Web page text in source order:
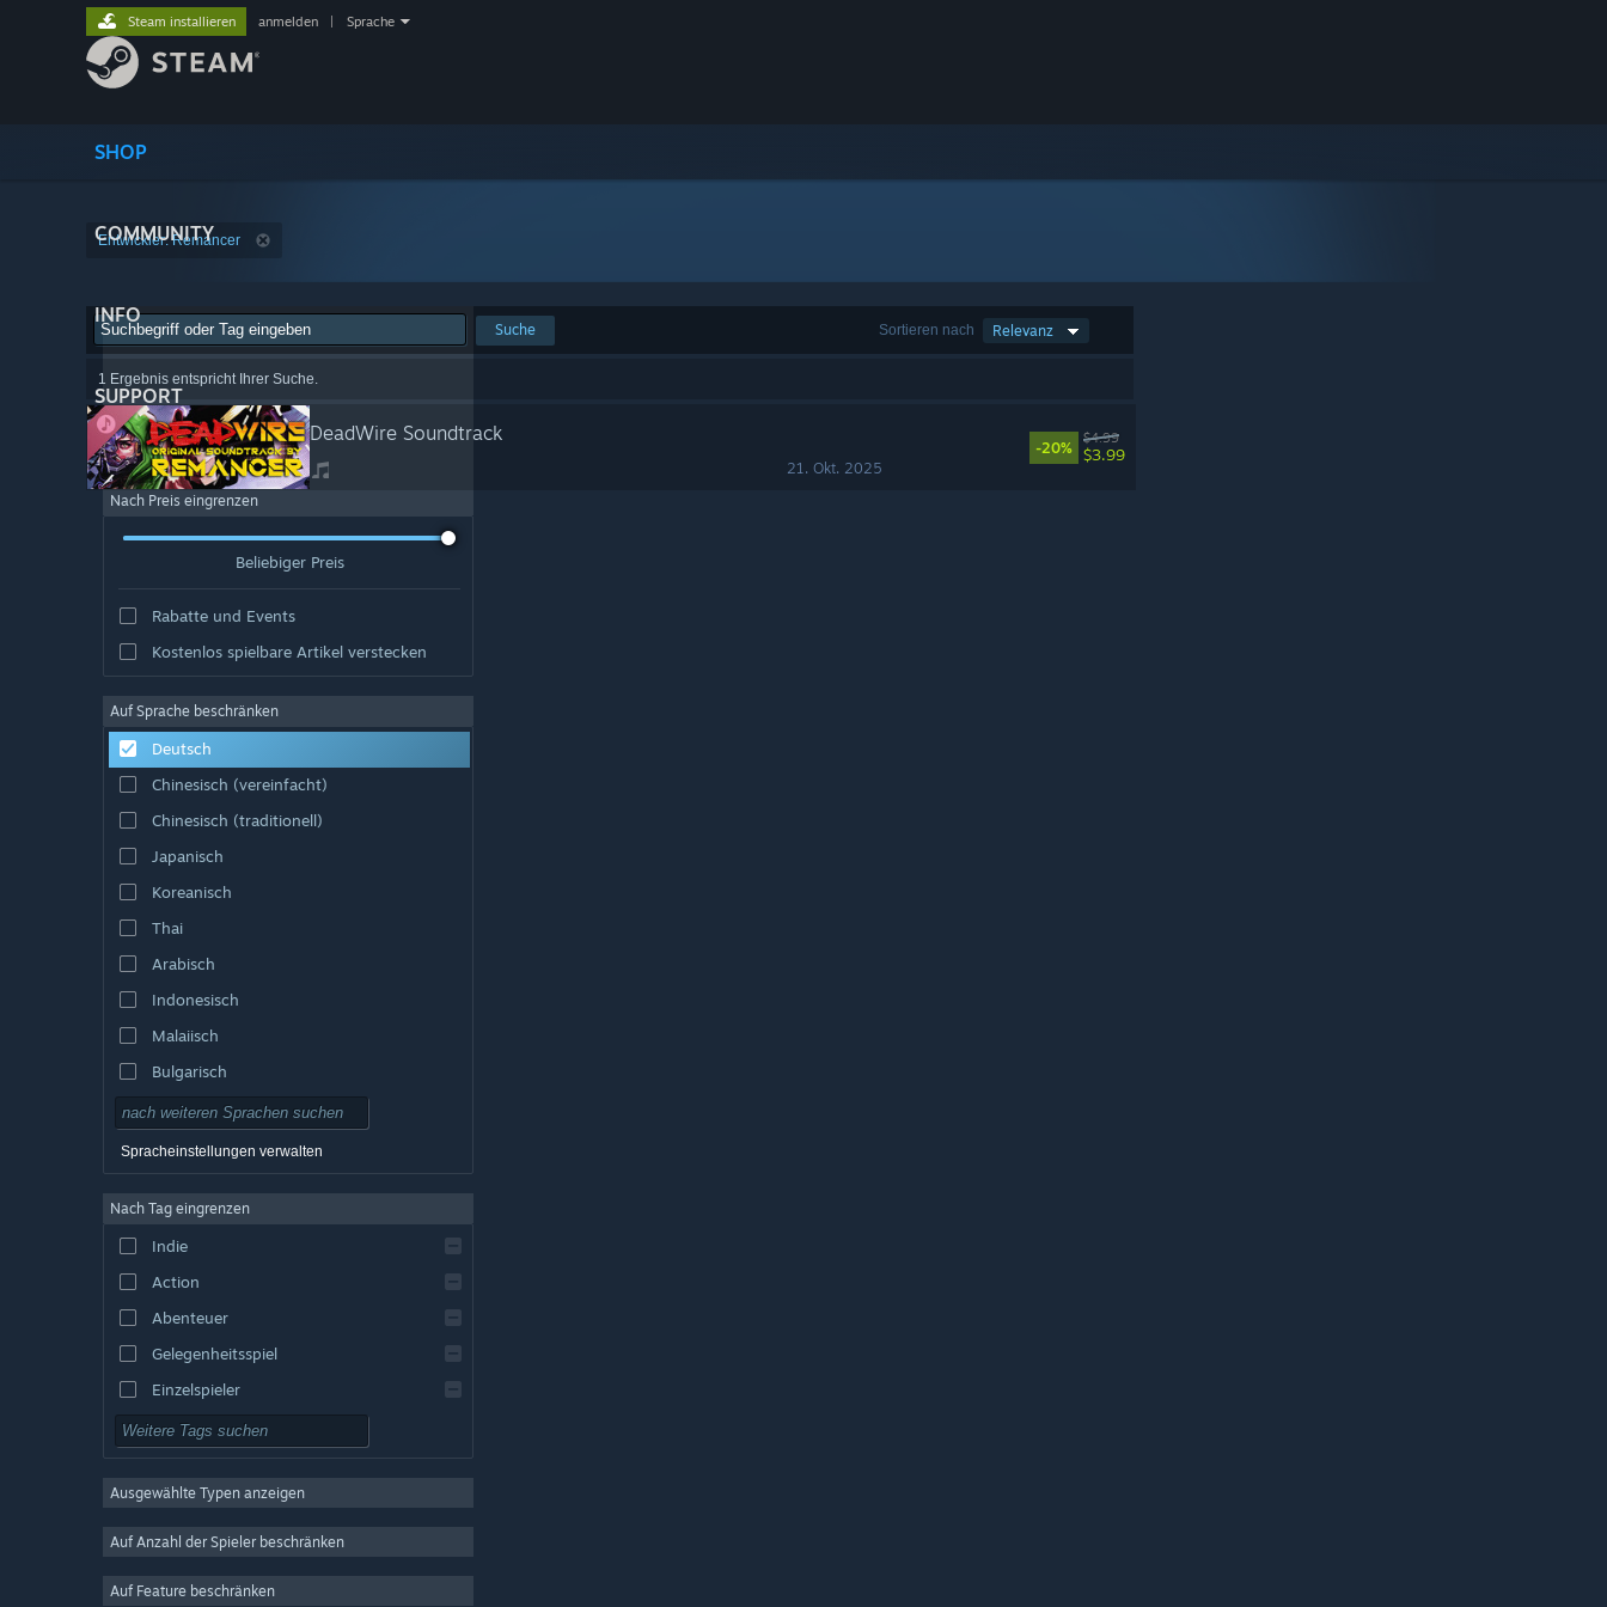
SHOP
COMMUNITY
INFO
SUPPORT
Steam installieren anmelden Sprache
Entwickler: Remancer
Sortieren nach Relevanz
Suche
1 Ergebnis entspricht Ihrer Suche.
DeadWire Soundtrack
21. Okt. 2025
-20%
$4.99
$3.99
Nach Preis eingrenzen
Beliebiger Preis
Rabatte und Events
Kostenlos spielbare Artikel verstecken
Auf Sprache beschränken
Deutsch
Chinesisch (vereinfacht)
Chinesisch (traditionell)
Japanisch
Koreanisch
Thai
Arabisch
Indonesisch
Malaiisch
Bulgarisch
Tschechisch
Dänisch
Spanisch – Spanien
Spanisch – Lateinamerika
Griechisch
Spracheinstellungen verwalten
Nach Tag eingrenzen
Indie
Action
Abenteuer
Gelegenheitsspiel
Einzelspieler
Simulation
Strategie
2D
Ausgewählte Typen anzeigen
Auf Anzahl der Spieler beschränken
Auf Feature beschränken